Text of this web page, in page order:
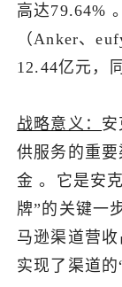
高达79.64%
（Anker、
12.44亿元，
战略意义：
供服务的重
金 。它是安
牌”的关键一
马逊渠道营收
实现了渠道的